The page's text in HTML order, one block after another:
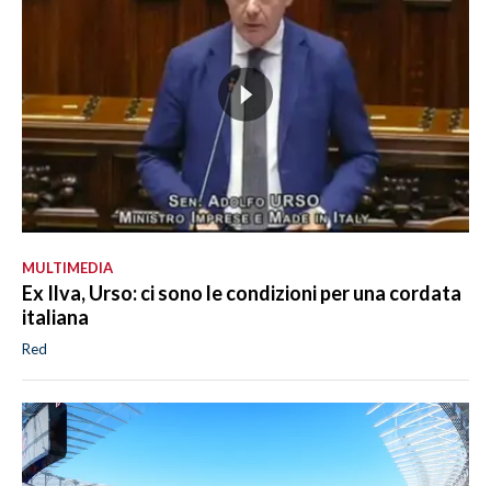
MULTIMEDIA
Ex Ilva, Urso: ci sono le condizioni per una cordata
italiana
Red